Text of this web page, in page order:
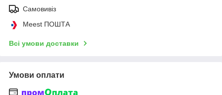
Самовивіз
Meest ПОШТА
Всі умови доставки
Умови оплати